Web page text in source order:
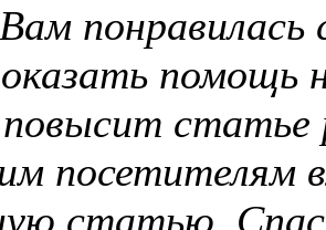
Вам
помощь
посетителям
статью.